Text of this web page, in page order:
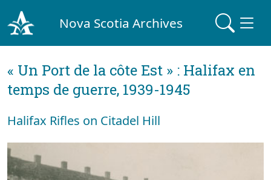
Nova Scotia Archives
« Un Port de la côte Est » : Halifax en
temps de guerre, 1939-1945
Halifax Rifles on Citadel Hill